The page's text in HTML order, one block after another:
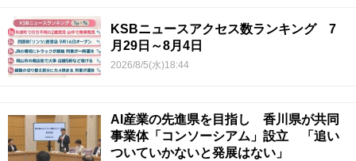
KSBニュースアクセス数ランキング 7
月29日～8月4日
2026/8/5(水)18:44
AI産業の先進県を目指し 香川県が共同
事業体「コンソーシアム」設立 「追い
ついていかないと発展はない」